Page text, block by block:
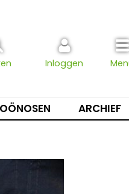
Inloggen
ARCHIEF